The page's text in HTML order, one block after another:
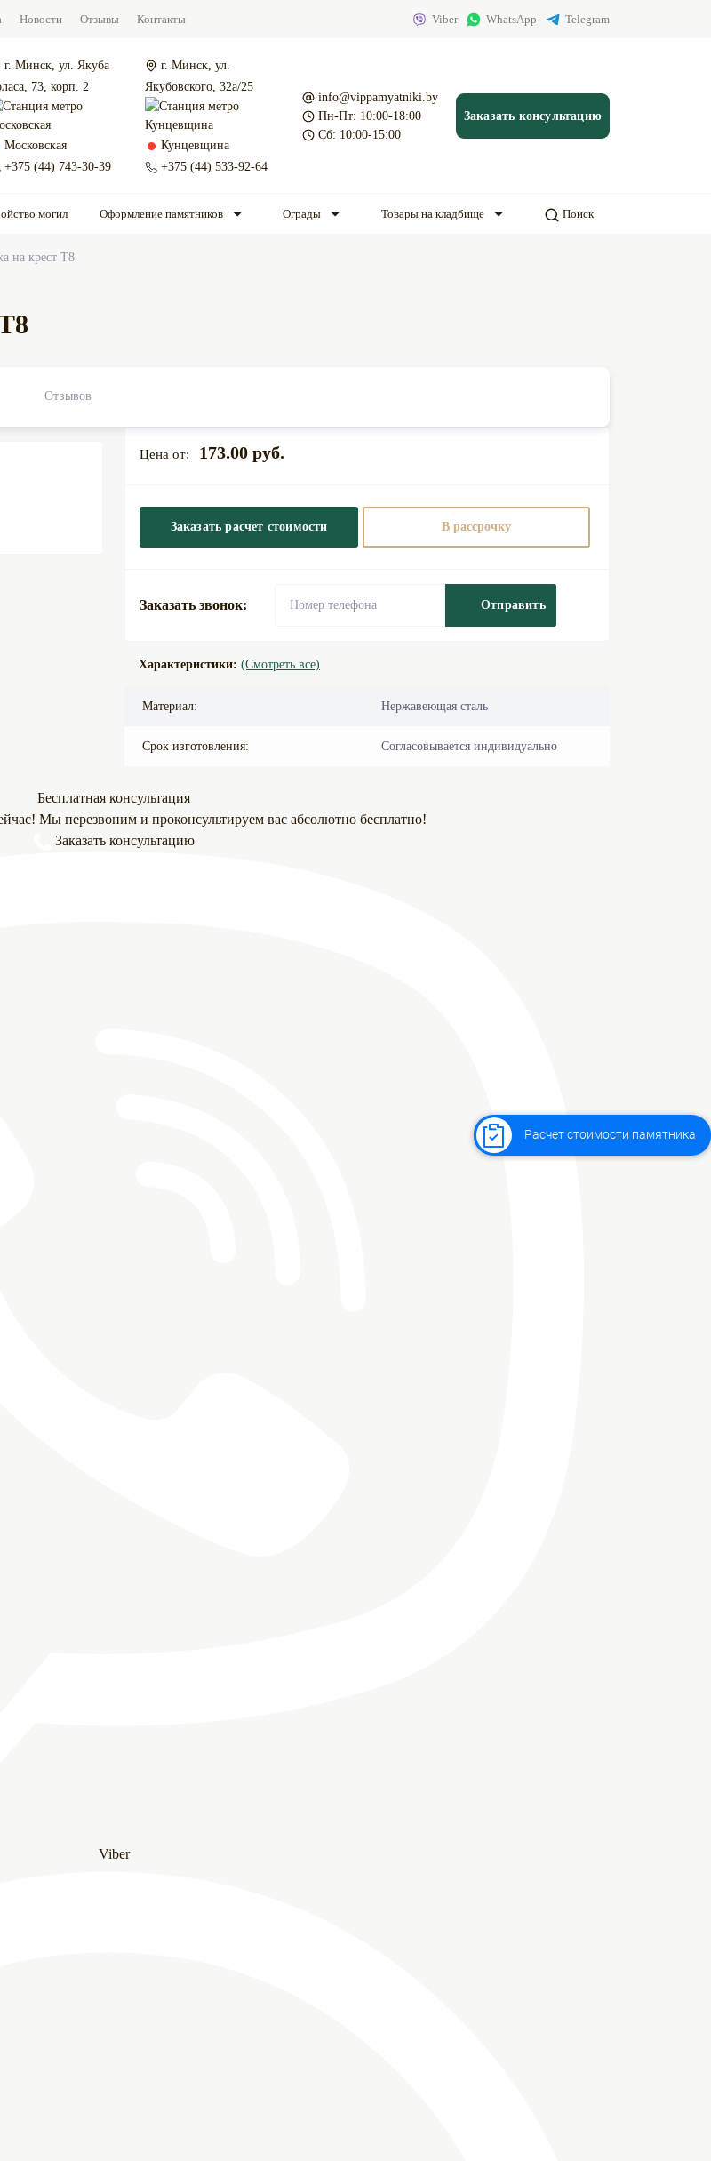
Новости Отзывы Контакты Viber WhatsApp Telegram
г. Минск, ул. Якуба
73, корп. 2
Московская
+375 (44) 743-30-39
г. Минск, ул.
Якубовского, 32а/25
Кунцевщина
+375 (44) 533-92-64
info@vippamyatniki.by
Пн-Пт: 10:00-18:00
Сб: 10:00-15:00
Заказать консультацию
могил Оформление памятников Ограды Товары на кладбище Поиск
на крест Т8
Отзывов
173.00 руб.
Заказать расчет стоимости В рассрочку
Заказать звонок: Отправить
Характеристики: (Смотреть все)
Материал: Нержавеющая сталь
Срок изготовления: Согласовывается индивидуально
Бесплатная консультация
Мы перезвоним и проконсультируем вас абсолютно бесплатно!
Заказать консультацию
Viber
Расчет стоимости памятника